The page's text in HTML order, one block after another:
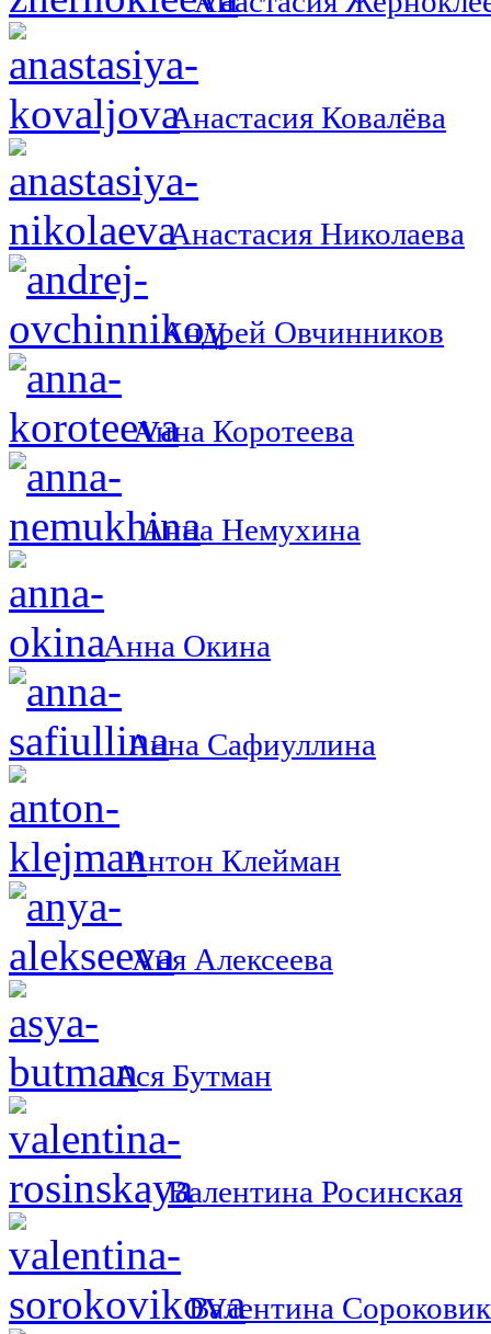
Анастасия Ковалёва
Анастасия Николаева
Андрей Овчинников
Анна Коротеева
Анна Немухина
Анна Окина
Анна Сафиуллина
Антон Клейман
Аня Алексеева
Ася Бутман
Валентина Росинская
Валентина